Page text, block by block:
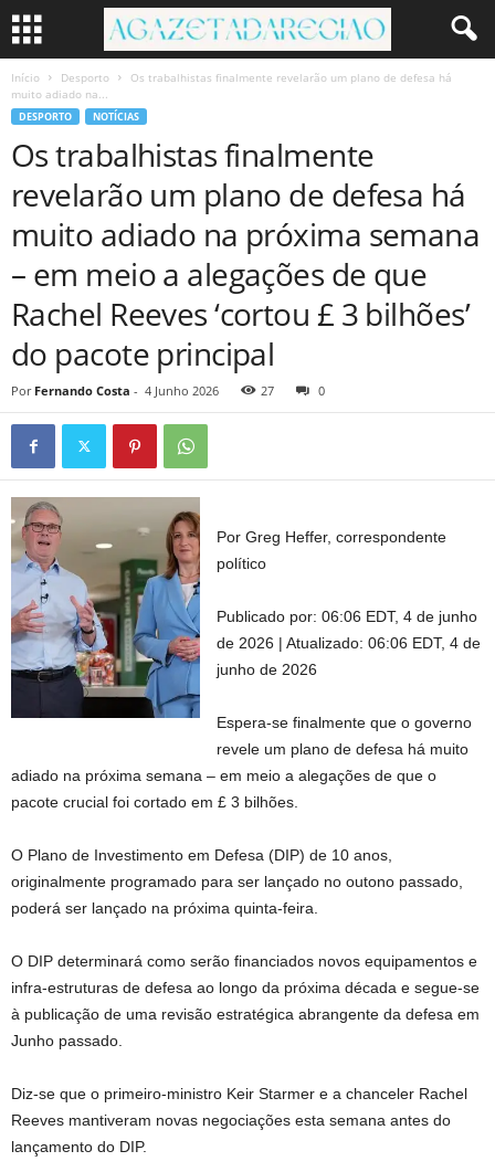
Início Desporto
Os trabalhistas finalmente revelarão um plano de defesa há
muito adiado na...
DESPORTO NOTÍCIAS
Os trabalhistas finalmente
revelarão um plano de defesa há
muito adiado na próxima semana
– em meio a alegações de que
Rachel Reeves ‘cortou £ 3 bilhões’
do pacote principal
Por Fernando Costa - 4 Junho 2026 27 0
Por Greg Heffer, correspondente
político
Publicado por: 06:06 EDT, 4 de junho
de 2026 |Atualizado: 06:06 EDT, 4 de
junho de 2026
Espera-se finalmente que o governo
revele um plano de defesa há muito
adiado na próxima semana – em meio a alegações de que o
pacote crucial foi cortado em £ 3 bilhões.
O Plano de Investimento em Defesa (DIP) de 10 anos,
originalmente programado para ser lançado no outono passado,
poderá ser lançado na próxima quinta-feira.
O DIP determinará como serão financiados novos equipamentos e
infra-estruturas de defesa ao longo da próxima década e segue-se
à publicação de uma revisão estratégica abrangente da defesa em
Junho passado.
Diz-se que o primeiro-ministro Keir Starmer e a chanceler Rachel
Reeves mantiveram novas negociações esta semana antes do
lançamento do DIP.